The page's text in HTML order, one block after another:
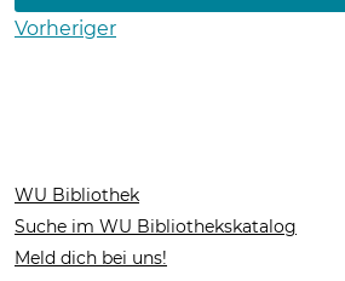
Vorheriger
WU Bibliothek
Suche im WU Bibliothekskatalog
Meld dich bei uns!